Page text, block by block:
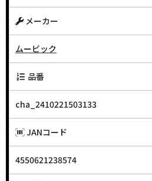
メーカー
ムービック
品番
cha_2410221503133
JANコード
4550621238574